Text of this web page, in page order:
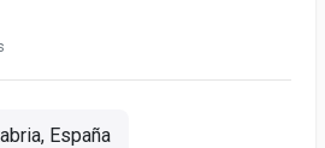
España